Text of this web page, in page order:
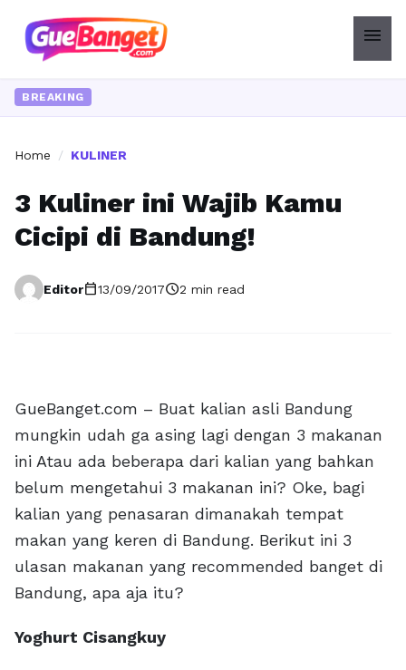
menu
BREAKING
Home / KULINER
3 Kuliner ini Wajib Kamu
Cicipi di Bandung!
Editorcalendar_today13/09/2017schedule2 min read
GueBanget.com – Buat kalian asli Bandung
mungkin udah ga asing lagi dengan 3 makanan
ini Atau ada beberapa dari kalian yang bahkan
belum mengetahui 3 makanan ini? Oke, bagi
kalian yang penasaran dimanakah tempat
makan yang keren di Bandung. Berikut ini 3
ulasan makanan yang recommended banget di
Bandung, apa aja itu?
Yoghurt Cisangkuy